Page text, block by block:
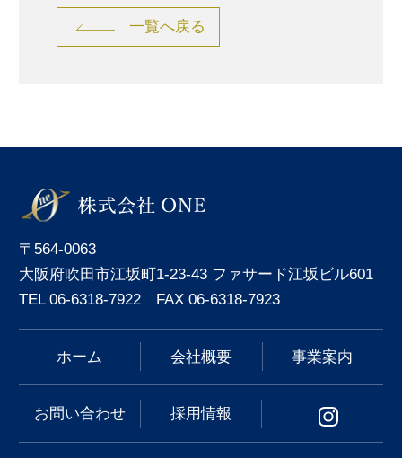
一覧へ戻る
〒564-0063
大阪府吹田市江坂町1-23-43 ファサード江坂ビル601
TEL 06-6318-7922 FAX 06-6318-7923
ホーム 会社概要 事業案内
お問い合わせ 採用情報